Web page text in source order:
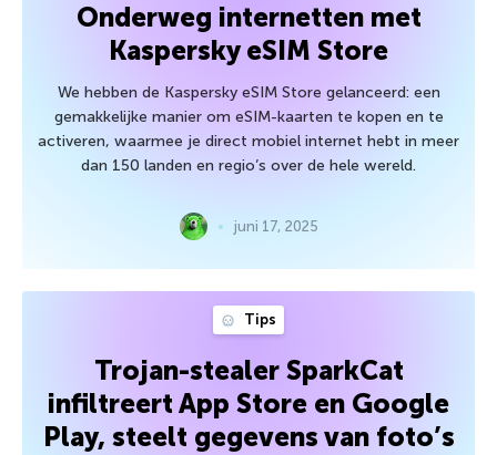
Onderweg internetten met
Kaspersky eSIM Store
We hebben de Kaspersky eSIM Store gelanceerd: een
gemakkelijke manier om eSIM-kaarten te kopen en te
activeren, waarmee je direct mobiel internet hebt in meer
dan 150 landen en regio’s over de hele wereld.
juni 17, 2025
Tips
Trojan-stealer SparkCat
infiltreert App Store en Google
Play, steelt gegevens van foto’s